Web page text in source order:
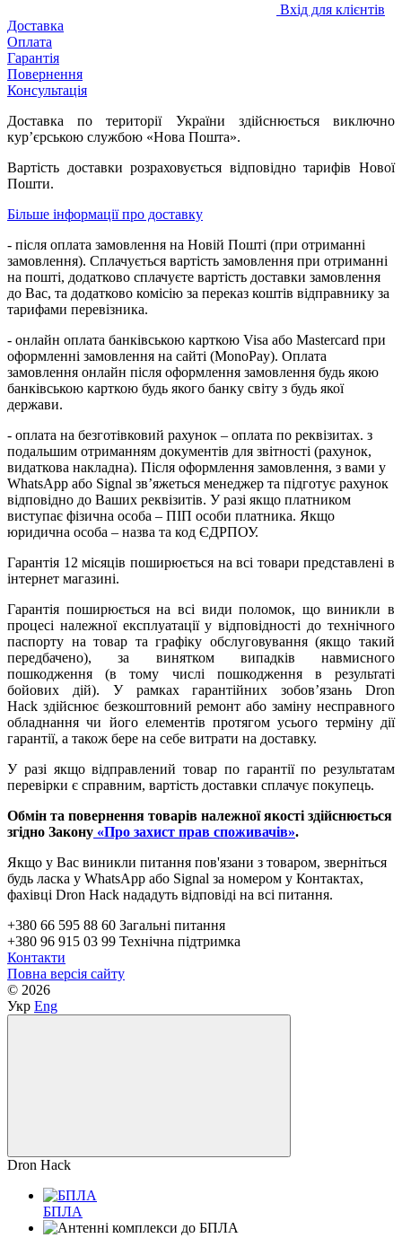
Вхід для клієнтів
Доставка
Оплата
Гарантія
Повернення
Консультація
Доставка по території України здійснюється виключно
кур’єрською службою «Нова Пошта».
Вартість доставки розраховується відповідно тарифів Нової
Пошти.
Більше інформації про доставку
- після оплата замовлення на Новій Пошті (при отриманні
замовлення). Сплачується вартість замовлення при отриманні
на пошті, додатково сплачуєте вартість доставки замовлення
до Вас, та додатково комісію за переказ коштів відправнику за
тарифами перевізника.
- онлайн оплата банківською карткою Visa або Mastercard при
оформленні замовлення на сайті (MonoPay). Оплата
замовлення онлайн після оформлення замовлення будь якою
банківською карткою будь якого банку світу з будь якої
держави.
- оплата на безготівковий рахунок – оплата по реквізитах. з
подальшим отриманням документів для звітності (рахунок,
видаткова накладна). Після оформлення замовлення, з вами у
WhatsApp або Signal зв’яжеться менеджер та підготує рахунок
відповідно до Ваших реквізитів. У разі якщо платником
виступає фізична особа – ПІП особи платника. Якщо
юридична особа – назва та код ЄДРПОУ.
Гарантія 12 місяців поширюється на всі товари представлені в
інтернет магазині.
Гарантія поширюється на всі види поломок, що виникли в
процесі належної експлуатації у відповідності до технічного
паспорту на товар та графіку обслуговування (якщо такий
передбачено), за винятком випадків навмисного
пошкодження (в тому числі пошкодження в результаті
бойових дій). У рамках гарантійних зобов’язань Dron
Hack здійснює безкоштовний ремонт або заміну несправного
обладнання чи його елементів протягом усього терміну дії
гарантії, а також бере на себе витрати на доставку.
У разі якщо відправлений товар по гарантії по результатам
перевірки є справним, вартість доставки сплачує покупець.
Обмін та повернення товарів належної якості здійснюється
згідно Закону «Про захист прав споживачів».
Якщо у Вас виникли питання пов'язани з товаром, зверніться
будь ласка у WhatsApp або Signal за номером у Контактах,
фахівці Dron Hack нададуть відповіді на всі питання.
+380 66 595 88 60 Загальні питання
+380 96 915 03 99 Технічна підтримка
Контакти
Повна версія сайту
© 2026
Укр Eng
Dron Hack
БПЛА